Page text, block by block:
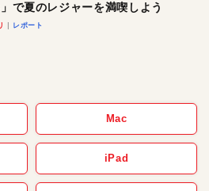
で夏のレジャーを満喫しよう
レポート
Mac
iPad